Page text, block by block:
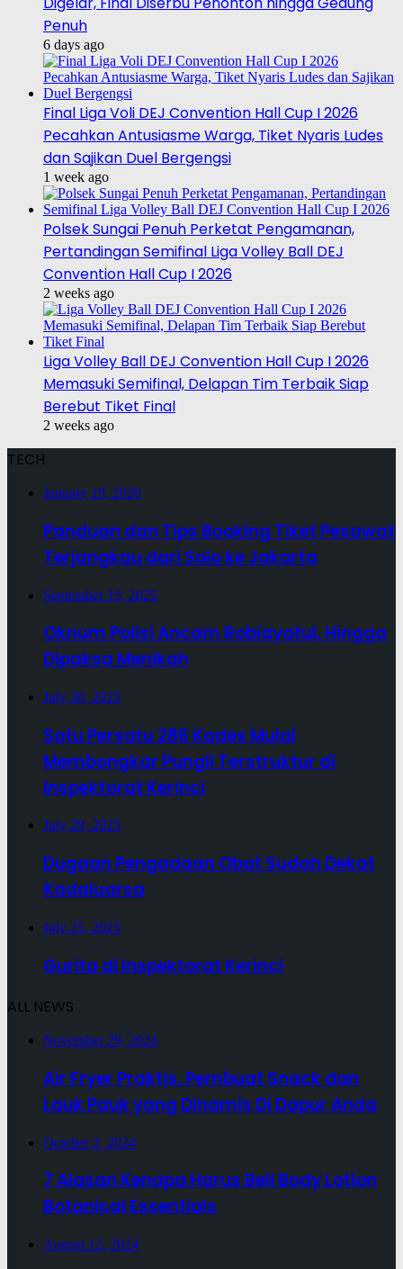
Penuh
6 days ago
Final Liga Voli DEJ Convention Hall Cup I 2026
Pecahkan Antusiasme Warga, Tiket Nyaris Ludes
dan Sajikan Duel Bergengsi
1 week ago
Polsek Sungai Penuh Perketat Pengamanan,
Pertandingan Semifinal Liga Volley Ball DEJ
Convention Hall Cup I 2026
2 weeks ago
Liga Volley Ball DEJ Convention Hall Cup I 2026
Memasuki Semifinal, Delapan Tim Terbaik Siap
Berebut Tiket Final
2 weeks ago
TECH
January 19, 2026
Panduan dan Tips Booking Tiket Pesawat
Terjangkau dari Solo ke Jakarta
September 19, 2025
Oknum Polisi Ancam Robiayatul, Hingga
Dipaksa Menikah
July 30, 2025
Satu Persatu 286 Kades Mulai
Membongkar Pungli Terstruktur di
Inspektorat Kerinci
July 29, 2025
Dugaan Pengadaan Obat Sudah Dekat
Kadaluarsa
July 25, 2025
Gurita di Inspektorat Kerinci
ALL NEWS
November 29, 2024
Air Fryer Praktis, Pembuat Snack dan
Lauk Pauk yang Dinamis Di Dapur Anda
October 2, 2024
7 Alasan Kenapa Harus Beli Body Lotion
Botanical Essentials
August 12, 2024